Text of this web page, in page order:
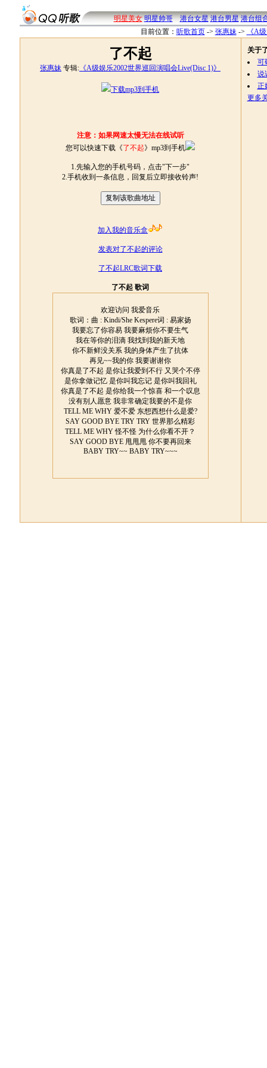
明星美女 明星帅哥 港台女星 港台男星 港台组
目前位置： 听歌首页 -> 张惠妹 -> 《A
了不起
张惠妹 专辑: 《A级娱乐2002世界巡回演唱会Live(Disc 1)》
下载mp3到手机
注意：如果网速太慢无法在线试听
您可以快速下载《了不起》mp3到手机
1.先输入您的手机号码，点击"下一步"
2.手机收到一条信息，回复后立即接收铃声!
加入我的音乐盒
发表对了不起的评论
了不起LRC歌词下载
了不起 歌词
欢迎访问 我爱音乐
歌词：曲 : Kindi/She Kespere词 : 易家扬
我要忘了你容易 我要麻烦你不要生气
我在等你的泪滴 我找到我的新天地
你不新鲜没关系 我的身体产生了抗体
再见~~我的你 我要谢谢你
你真是了不起 是你让我爱到不行 又哭个不停
是你拿做记忆 是你叫我忘记 是你叫我回礼
你真是了不起 是你给我一个惊喜 和一个叹息
没有别人愿意 我非常确定我要的不是你
TELL ME WHY 爱不爱 东想西想什么是爱?
SAY GOOD BYE TRY TRY 世界那么精彩
TELL ME WHY 怪不怪 为什么你看不开？
SAY GOOD BYE 甩甩甩 你不要再回来
BABY TRY~~ BABY TRY~~~
关于
可
说
正
更多